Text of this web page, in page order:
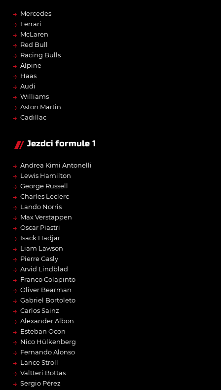
→ Mercedes
→ Ferrari
→ McLaren
→ Red Bull
→ Racing Bulls
→ Alpine
→ Haas
→ Audi
→ Williams
→ Aston Martin
→ Cadillac
Jezdci formule 1
→ Andrea Kimi Antonelli
→ Lewis Hamilton
→ George Russell
→ Charles Leclerc
→ Lando Norris
→ Max Verstappen
→ Oscar Piastri
→ Isack Hadjar
→ Liam Lawson
→ Pierre Gasly
→ Arvid Lindblad
→ Franco Colapinto
→ Oliver Bearman
→ Gabriel Bortoleto
→ Carlos Sainz
→ Alexander Albon
→ Esteban Ocon
→ Nico Hülkenberg
→ Fernando Alonso
→ Lance Stroll
→ Valtteri Bottas
→ Sergio Pérez